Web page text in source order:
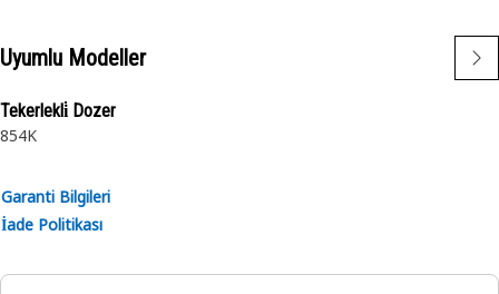
Uyumlu Modeller
Tekerlekli̇ Dozer
854K
Garanti Bilgileri
İade Politikası